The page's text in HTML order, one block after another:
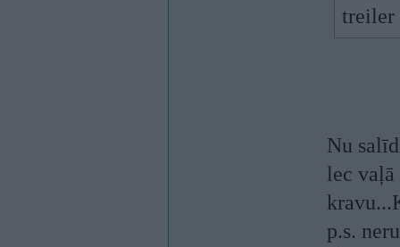
treiler
Nu
lec vaļā
p.s.